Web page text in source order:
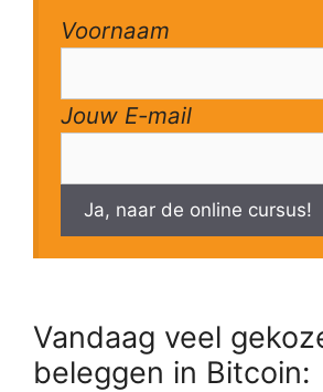
Voornaam
Jouw E-mail
Ja, naar de online cursus!
Vandaag veel
beleggen in Bitcoin: